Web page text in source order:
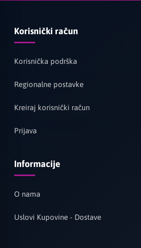
Korisnički račun
Korisnička podrška
Regionalne postavke
Kreiraj korisnički račun
Prijava
Informacije
O nama
Uslovi Kupovine - Dostave